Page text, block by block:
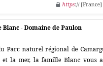
https:// [France]
Blanc - Domaine de Paulon
Parc naturel régional de
et la mer, la famille Blanc vous